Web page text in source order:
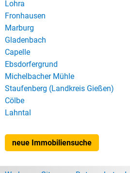
Lohra
Fronhausen
Marburg
Gladenbach
Capelle
Ebsdorfergrund
Michelbacher Mühle
Staufenberg (Landkreis Gießen)
Cölbe
Lahntal
neue Immobiliensuche